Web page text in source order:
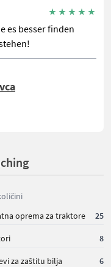
es besser finden
oprema za traktore 25
8
za zaštitu bilja 6